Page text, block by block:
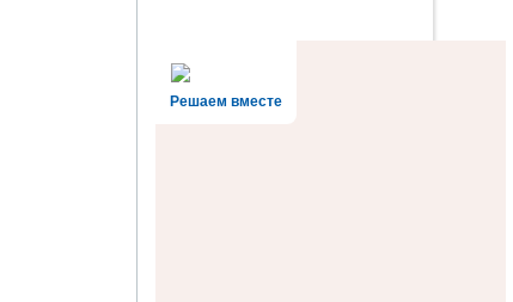
Решаем вместе